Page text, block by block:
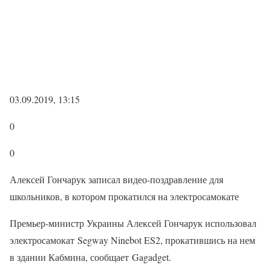
03.09.2019, 13:15
0
0
Алексей Гончарук записал видео-поздравление для
школьников, в котором прокатился на электросамокате
Премьер-министр Украины Алексей Гончарук использовал
электросамокат Segway Ninebot ES2, прокатившись на нем
в здании Кабмина, сообщает Gagadget.